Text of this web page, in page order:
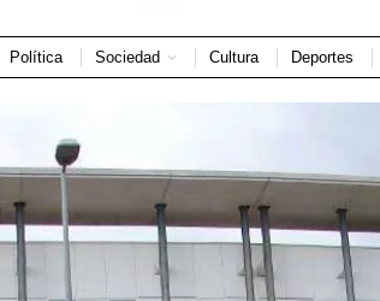
Política Sociedad Cultura Deportes